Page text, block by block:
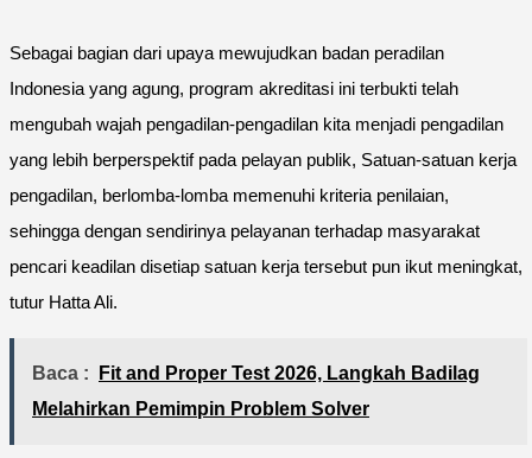
Sebagai bagian dari upaya mewujudkan badan peradilan
Indonesia yang agung, program akreditasi ini terbukti telah
mengubah wajah pengadilan-pengadilan kita menjadi pengadilan
yang lebih berperspektif pada pelayan publik, Satuan-satuan kerja
pengadilan, berlomba-lomba memenuhi kriteria penilaian,
sehingga dengan sendirinya pelayanan terhadap masyarakat
pencari keadilan disetiap satuan kerja tersebut pun ikut meningkat,
tutur Hatta Ali.
Baca :
Fit and Proper Test 2026, Langkah Badilag
Melahirkan Pemimpin Problem Solver